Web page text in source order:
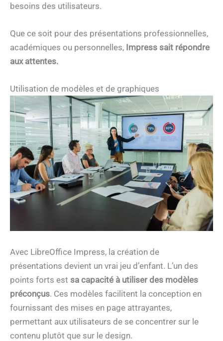
besoins des utilisateurs.
Que ce soit pour des présentations professionnelles,
académiques ou personnelles, Impress sait répondre
aux attentes.
Utilisation de modèles et de graphiques
Avec LibreOffice Impress, la création de
présentations devient un vrai jeu d’enfant. L’un des
points forts est sa capacité à utiliser des modèles
préconçus. Ces modèles facilitent la conception en
fournissant des mises en page attrayantes,
permettant aux utilisateurs de se concentrer sur le
contenu plutôt que sur le design.